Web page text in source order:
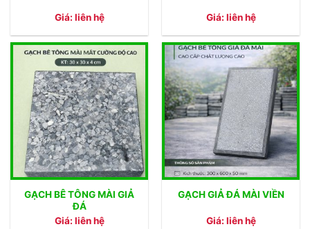
Giá: liên hệ Giá: liên hệ
GẠCH BÊ TÔNG MÀI GIẢ
ĐÁ
Giá: liên hệ
GẠCH GIẢ ĐÁ MÀI VIỀN
Giá: liên hệ